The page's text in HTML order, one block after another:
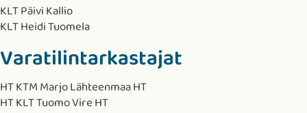
KLT Päivi Kallio
KLT Heidi Tuomela
Varatilintarkastajat
HT KTM Marjo Lähteenmaa HT
HT KLT Tuomo Vire HT